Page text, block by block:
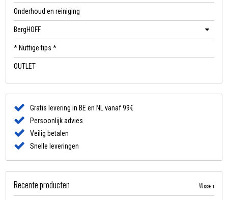
Onderhoud en reiniging
BergHOFF
* Nuttige tips *
OUTLET
Gratis levering in BE en NL vanaf 99€
Persoonlijk advies
Veilig betalen
Snelle leveringen
Recente producten Wissen